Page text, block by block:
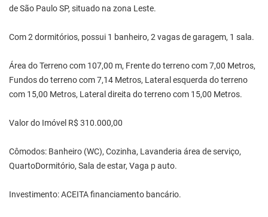
de São Paulo SP, situado na zona Leste.
Com 2 dormitórios, possui 1 banheiro, 2 vagas de garagem, 1 sala.
Área do Terreno com 107,00 m, Frente do terreno com 7,00 Metros,
Fundos do terreno com 7,14 Metros, Lateral esquerda do terreno
com 15,00 Metros, Lateral direita do terreno com 15,00 Metros.
Valor do Imóvel R$ 310.000,00
Cômodos: Banheiro (WC), Cozinha, Lavanderia área de serviço,
QuartoDormitório, Sala de estar, Vaga p auto.
Investimento: ACEITA financiamento bancário.